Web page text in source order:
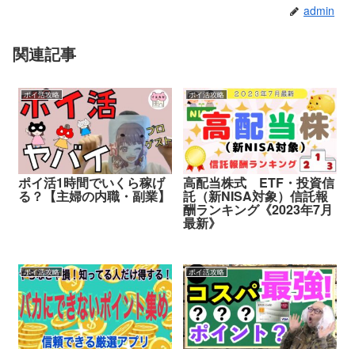
admin
関連記事
ポイ活攻略
ポイ活1時間でいくら稼げ
る？【主婦の内職・副業】
ポイ活攻略
高配当株式 ETF・投資信
託（新NISA対象）信託報
酬ランキング《2023年7月
最新》
ポイ活攻略 ポイ活攻略